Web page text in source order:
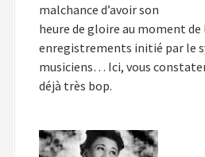
malchance d’avoir son
heure de gloire au moment de
enregistrements initié par le
musiciens… Ici, vous
déjà très bop.